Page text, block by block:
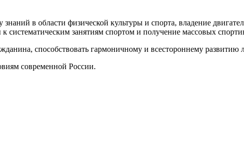
знаний в области физической культуры и спорта, владение
систематическим занятиям спортом и получение массовых
способствовать гармоничному и всестороннему
современной России.